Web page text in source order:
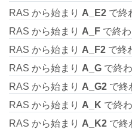
RAS から始まり A_E2 で終
RAS から始まり A_F で終
RAS から始まり A_F2 で終
RAS から始まり A_G で終
RAS から始まり A_G2 で終
RAS から始まり A_K で終
RAS から始まり A_K2 で終